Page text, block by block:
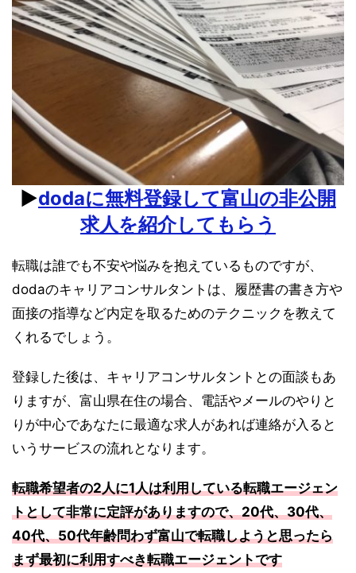
▶︎dodaに無料登録して富山の非公開
求人を紹介してもらう
転職は誰でも不安や悩みを抱えているものですが、
dodaのキャリアコンサルタントは、履歴書の書き方や
面接の指導など内定を取るためのテクニックを教えて
くれるでしょう。
登録した後は、キャリアコンサルタントとの面談もあ
りますが、富山県在住の場合、電話やメールのやりと
りが中心であなたに最適な求人があれば連絡が入ると
いうサービスの流れとなります。
転職希望者の2人に1人は利用している転職エージェン
トとして非常に定評がありますので、20代、30代、
40代、50代年齢問わず富山で転職しようと思ったら
まず最初に利用すべき転職エージェントです